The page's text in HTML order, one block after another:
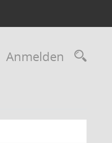
Anmelden